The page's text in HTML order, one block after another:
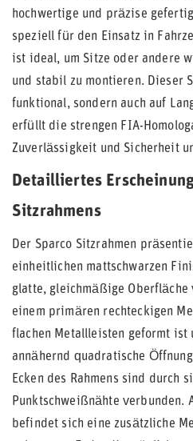
hochwertige und präzise
speziell für den Einsatz in
ist ideal, um Sitze oder andere
und stabil zu montieren. Dieser
funktional, sondern auch auf
erfüllt die strengen FIA-
Zuverlässigkeit und Sicherheit
Detailliertes
Sitzrahmens
Der Sparco Sitzrahmen
einheitlichen mattschwarzen
glatte, gleichmäßige Oberfläche
einem primären rechteckigen
flachen Metallleisten geformt ist
annähernd quadratische
Ecken des Rahmens sind durch
Punktschweißnähte verbunden.
befindet sich eine zusätzliche